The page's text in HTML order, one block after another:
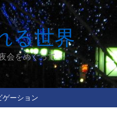
る世界
会をめぐって
ゲーション